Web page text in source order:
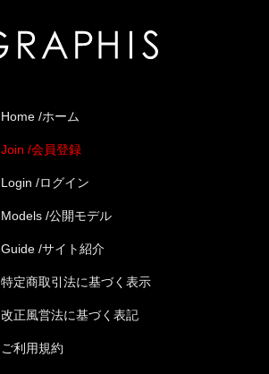
Home /ホーム
Join /会員登録
Login /ログイン
Models /公開モデル
Guide /サイト紹介
特定商取引法に基づく表示
改正風営法に基づく表記
ご利用規約